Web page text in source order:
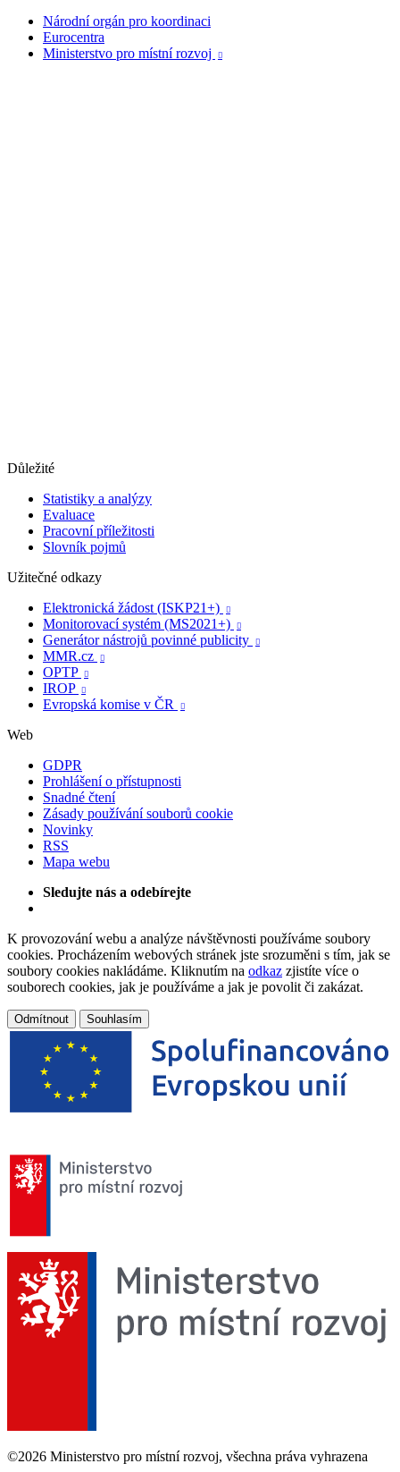
Národní orgán pro koordinaci
Eurocentra
Ministerstvo pro místní rozvoj

Důležité
Statistiky a analýzy
Evaluace
Pracovní příležitosti
Slovník pojmů
Užitečné odkazy
Elektronická žádost (ISKP21+)

Monitorovací systém (MS2021+) 
Generátor nástrojů povinné publicity 
MMR.cz 
OPTP 
IROP 
Evropská komise v ČR 
Web
GDPR
Prohlášení o přístupnosti
Snadné čtení
Zásady používání souborů cookie
Novinky
RSS
Mapa webu
Sledujte nás a odebírejte
K provozování webu a analýze návštěvnosti používáme soubory
cookies. Procházením webových stránek jste srozuměni s tím, jak se
soubory cookies nakládáme. Kliknutím na odkaz zjistíte více o
souborech cookies, jak je používáme a jak je povolit či zakázat.
Odmítnout Souhlasím
©2026 Ministerstvo pro místní rozvoj, všechna práva vyhrazena